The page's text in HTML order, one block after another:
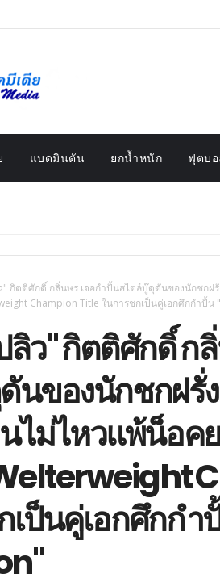
แบดมินตัน ยกน้ำหนัก ฟุตบ
กิตติศักดิ์ กลิ่นษร เจอกำปั้นสไตล์บู๊ดุดันของนักชกฝ
Champion Title ในการชกเป็นคู่เอกศึกกำปั้น
ว" กิตติศักดิ์ ก
นของนักชกฝรั่ง
ไม่ไหวแพ้น็อค
เป็นคู่เอกศึกก